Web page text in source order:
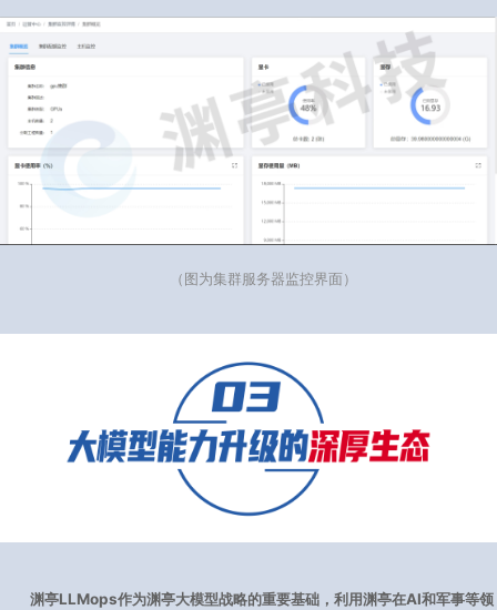
（图为集群服务器监控界面）
渊亭LLMops作为渊亭大模型战略的重要基础，利用渊亭在AI和军事等领